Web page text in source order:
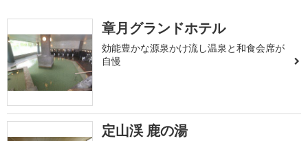
章月グランドホテル
効能豊かな源泉かけ流し温泉と和食会席が
自慢
定山渓 鹿の湯